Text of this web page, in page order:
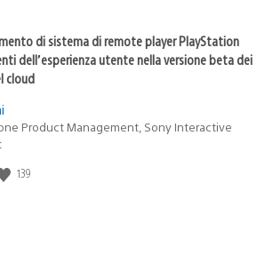
di sistema di remote player PlayStation
dell’esperienza utente nella versione beta dei
cloud
Product Management, Sony Interactive
139